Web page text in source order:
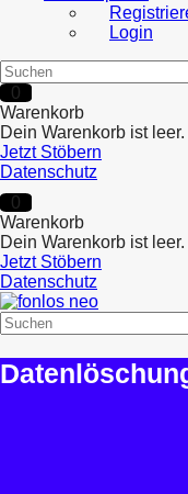
Login
0
Warenkorb
Dein Warenkorb ist leer.
Jetzt Stöbern
Datenschutz
0
Warenkorb
Dein Warenkorb ist leer.
Jetzt Stöbern
Datenschutz